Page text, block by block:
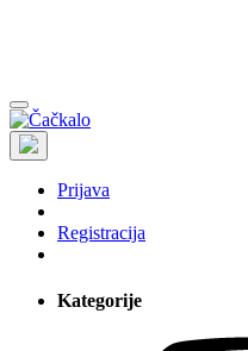
Prijava
Registracija
Kategorije